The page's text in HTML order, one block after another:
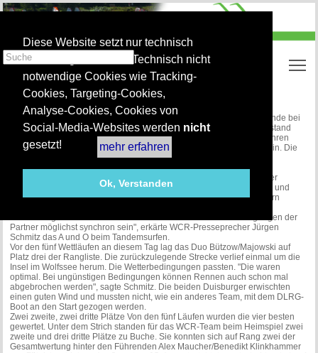
Diese Website setzt nur technisch
notwendige Cookies. Technisch nicht
notwendige Cookies wie Tracking-
Cookies, Targeting-Cookies,
Analyse-Cookies, Cookies von
Social-Media-Websites werden nicht
gesetzt!
mehr erfahren
Ok, Verstanden
Sechs- Seen- Tandem Cup 2007, WCR Duisburg
Einmal rund um die Insel hieß es für die Tandemsurfer am Wochenende bei
den NRW-Landesmeisterschaften. Tandemsurfen? Dieser Sport entstand
1920 auf Hawaii: Die dortigen Windsurfer nahmen Touristinnen auf ihren
Brettern mit in die Wellen. Heute gilt es als eigenständige Surfdisziplin. Die
Sportler segeln zu zweit auf einem Brett mit zwei Segeln - jedes 7,5
Quadratmeter groß.
Am Samstag war der Wolfssee der Schauplatz für den dritten Lauf der
Landesmeisterschaft. Zuvor fanden bereits auf dem Weseler Auesee und
dem Zülpicher See zwei Wettkämpfe statt. Unter den acht Teilnehmern
Windsurfing Club Ruhr. "Beim Tandemsurfen müssen die Bewegungen der
Partner möglichst synchron sein", erkärte WCR-Presseprecher Jürgen
Schmitz das A und O beim Tandemsurfen.
Vor den fünf Wettläufen an diesem Tag lag das Duo Bützow/Majowski auf
Platz drei der Rangliste. Die zurückzulegende Strecke verlief einmal um die
Insel im Wolfssee herum. Die Wetterbedingungen passten. "Die waren
optimal. Bei ungünstigen Bedingungen können Rennen auch schon mal
abgebrochen werden", sagte Schmitz. Die beiden Duisburger erwischten
einen guten Wind und mussten nicht, wie ein anderes Team, mit dem DLRG-
Boot an den Start gezogen werden.
Zwei zweite, zwei dritte Plätze Von den fünf Läufen wurden die vier besten
gewertet. Unter dem Strich standen für das WCR-Team beim Heimspiel zwei
zweite und drei dritte Plätze zu Buche. Sie konnten sich auf Rang zwei der
Gesamtwertung hinter den Führenden Alex Maucher/Benedikt Klinkhammer